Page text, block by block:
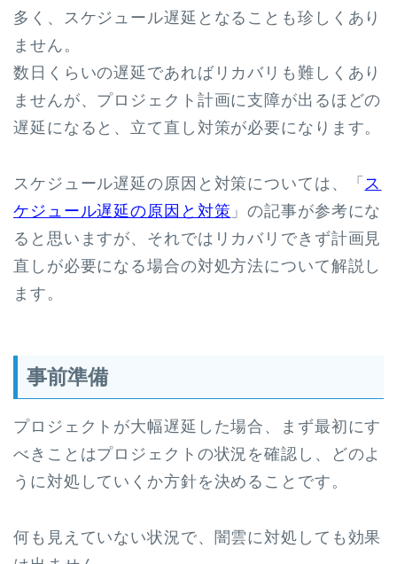
多く、スケジュール遅延となることも珍しくあり
ません。
数日くらいの遅延であればリカバリも難しくあり
ませんが、プロジェクト計画に支障が出るほどの
遅延になると、立て直し対策が必要になります。
スケジュール遅延の原因と対策については、「 ス
ケジュール遅延の原因と対策 」の記事が参考にな
ると思いますが、それではリカバリできず計画見
直しが必要になる場合の対処方法について解説し
ます。
事前準備
プロジェクトが大幅遅延した場合、まず最初にす
べきことはプロジェクトの状況を確認し、どのよ
うに対処していくか方針を決めることです。
何も見えていない状況で、闇雲に対処しても効果